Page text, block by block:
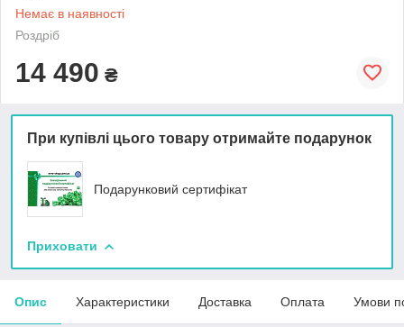
Немає в наявності
Роздріб
14 490 ₴
При купівлі цього товару отримайте подарунок
Подарунковий сертифікат
Приховати
Опис Характеристики Доставка Оплата Умови